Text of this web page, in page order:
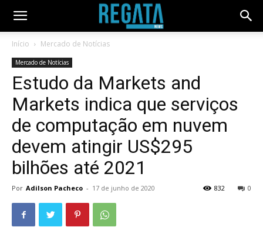
Início Mercado de Notícias
Mercado de Notícias
Estudo da Markets and
Markets indica que serviços
de computação em nuvem
devem atingir US$295
bilhões até 2021
Por Adilson Pacheco - 17 de junho de 2020 0
832